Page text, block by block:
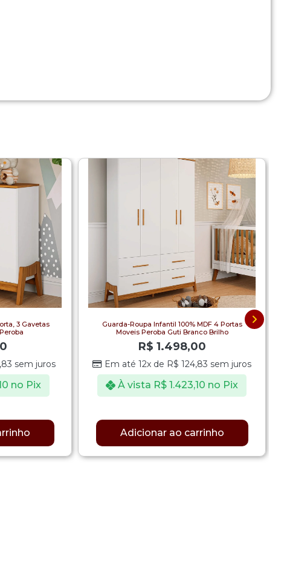
3 Gavetas
sem juros
no Pix
Guarda-Roupa Infantil 100% MDF 4 Portas
Moveis Peroba Guti Branco Brilho
R$ 1.498,00
Em até 12x de R$ 124,83 sem juros
À vista R$ 1.423,10 no Pix
Adicionar ao carrinho